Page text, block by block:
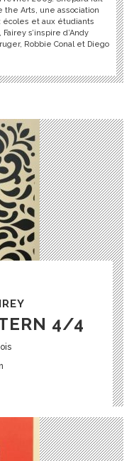
the Arts, une association
et aux étudiants
s’inspire d’Andy
Robbie Conal et Diego
4/4